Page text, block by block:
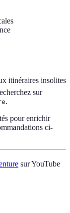
itinéraires insolites
sur
.
pour enrichir
ci-
sur YouTube